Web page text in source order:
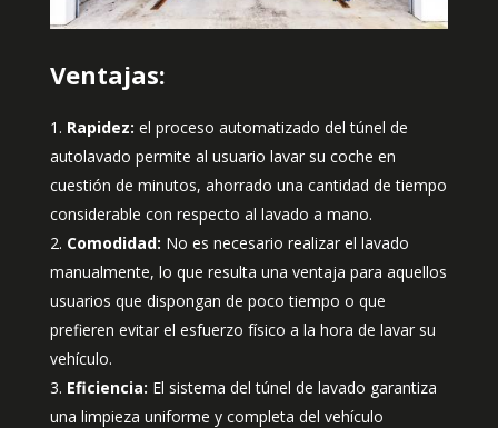
Ventajas:
Rapidez: el proceso automatizado del túnel de
autolavado permite al usuario lavar su coche en
cuestión de minutos, ahorrado una cantidad de tiempo
considerable con respecto al lavado a mano.
Comodidad: No es necesario realizar el lavado
manualmente, lo que resulta una ventaja para aquellos
usuarios que dispongan de poco tiempo o que
prefieren evitar el esfuerzo físico a la hora de lavar su
vehículo.
Eficiencia: El sistema del túnel de lavado garantiza
una limpieza uniforme y completa del vehículo